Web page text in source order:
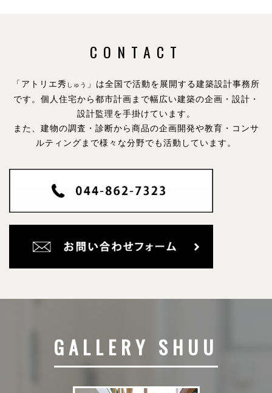
CONTACT
「アトリエ秀 しゅう
」は全国で活動を展開する建築設計事務所
です。 個人住宅から都市計画まで幅広い建築の企画・設計・
設計監理を手掛けています。
また、建物の調査・診断から商品の企画開発や教育・コンサ
ルティングまで様々な分野でも活動しています。
GALLERY SHUU